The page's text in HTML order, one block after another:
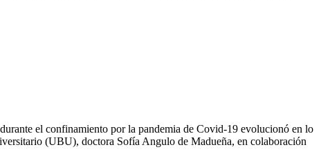
el confinamiento por la pandemia de Covid-19 evolucionó en lo
(UBU), doctora Sofía Angulo de Madueña, en colaboración